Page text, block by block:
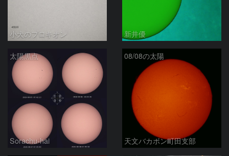
小犬のプロキオン 新井優
太陽黒点
Sorachu-hai
08/08の太陽
天文バカボン町田支部